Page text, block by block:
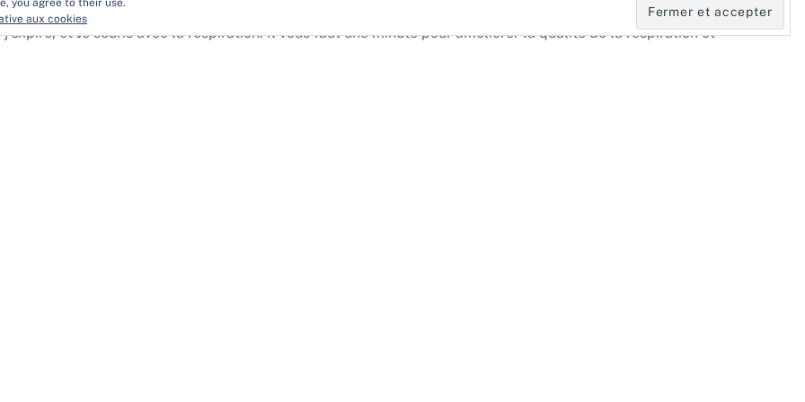
j’expire, et Je souris avec la respiration. Il vous faut une minute pour améliorer la qualité de la respiration et
you agree to their use.
aux cookies